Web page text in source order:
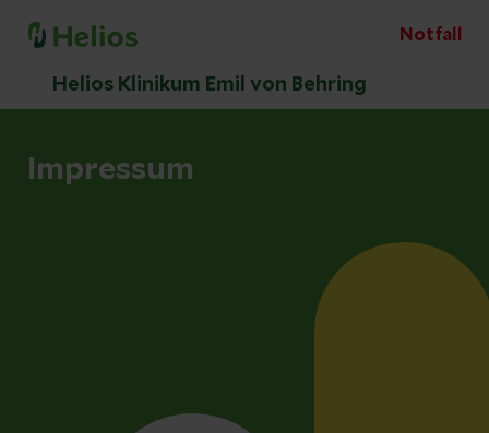
Notfall
Helios Klinikum Emil von Behring
Impressum